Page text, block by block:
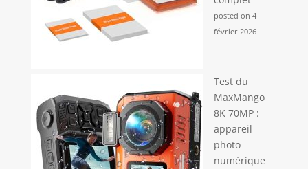
posted on 4
février 2026
Test du
MaxMango
8K 70MP :
appareil
photo
numérique